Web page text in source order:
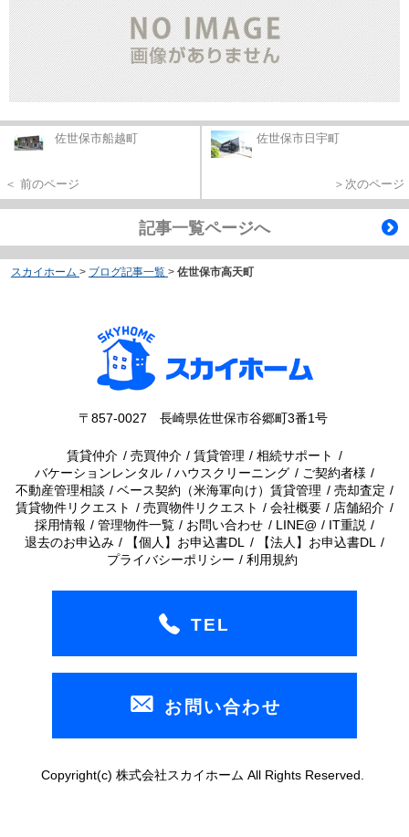
佐世保市船越町
＜ 前のページ
佐世保市日宇町
＞次のページ
記事一覧ページへ
スカイホーム > ブログ記事一覧 > 佐世保市高天町
〒857-0027 長崎県佐世保市谷郷町3番1号
賃貸仲介 売買仲介 賃貸管理
相続サポート
バケーションレンタル
ハウスクリーニング
ご契約者様
不動産管理相談
ベース契約（米海軍向け）賃貸管理
売却査定
賃貸物件リクエスト
売買物件リクエスト 会社概要
店舗紹介
採用情報
管理物件一覧 お問い合わせ LINE@
IT重説
退去のお申込み
【個人】お申込書DL
【法人】お申込書DL
プライバシーポリシー
利用規約
TEL
お問い合わせ
Copyright(c) 株式会社スカイホーム All Rights Reserved.